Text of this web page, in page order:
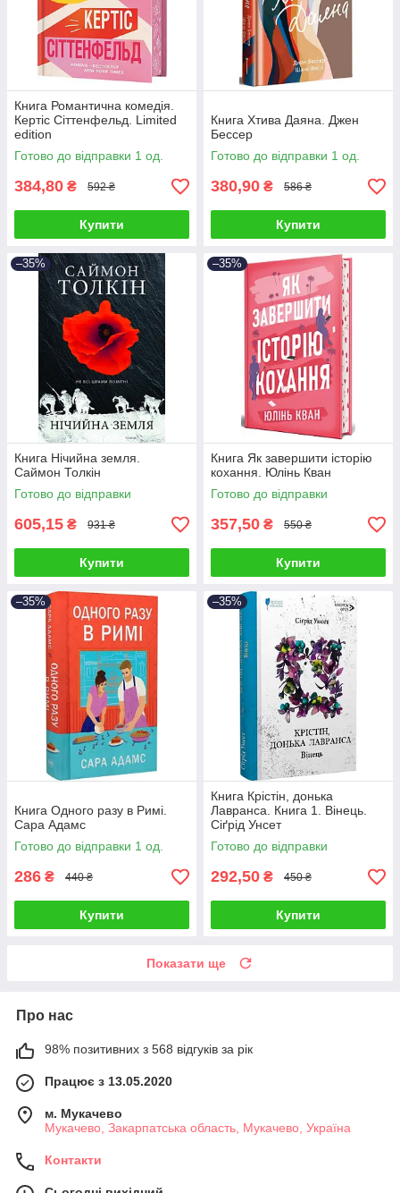
Книга Романтична комедія.
Кертіс Сіттенфельд. Limited
edition
Готово до відправки 1 од.
384,80 ₴ 592 ₴
Купити
Книга Хтива Даяна. Джен
Бессер
Готово до відправки 1 од.
380,90 ₴ 586 ₴
Купити
–35%
Книга Нічийна земля.
Саймон Толкін
Готово до відправки
605,15 ₴ 931 ₴
Купити
–35%
Книга Як завершити історію
кохання. Юлінь Кван
Готово до відправки
357,50 ₴ 550 ₴
Купити
–35%
Книга Одного разу в Римі.
Сара Адамс
Готово до відправки 1 од.
286 ₴ 440 ₴
Купити
–35%
Книга Крістін, донька
Лавранса. Книга 1. Вінець.
Сіґрід Унсет
Готово до відправки
292,50 ₴ 450 ₴
Купити
Показати ще
Про нас
98% позитивних з 568 відгуків за рік
Працює з 13.05.2020
м. Мукачево
Мукачево, Закарпатська область, Мукачево, Україна
Контакти